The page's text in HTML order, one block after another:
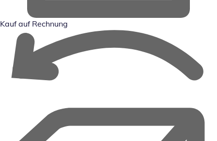
Kauf auf Rechnung